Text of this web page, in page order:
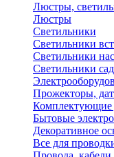
Люстры,
Люстры
Светильники
Светильники
Светильники
Светильники
Прожекторы,
Комплектующие
Бытовые
Декоративное
Все для